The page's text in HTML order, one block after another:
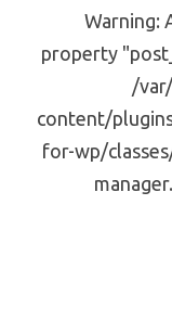
Warning:
property
/
content/
for-wp/